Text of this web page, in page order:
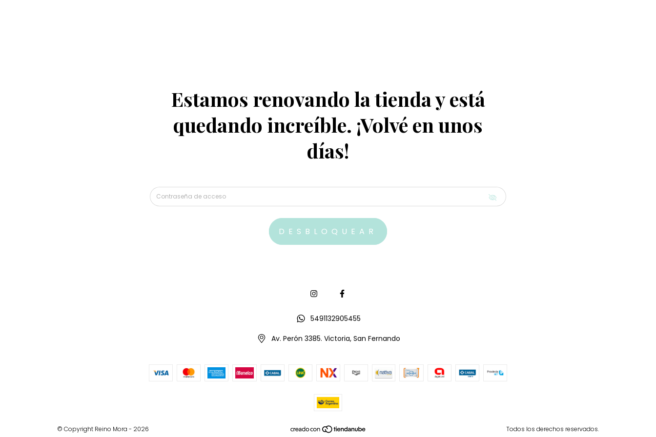
Estamos renovando la tienda y está
quedando increíble. ¡Volvé en unos
días!
5491132905455
Av. Perón 3385. Victoria, San Fernando
© Copyright Reino Mora - 2026 Todos los derechos reservados.